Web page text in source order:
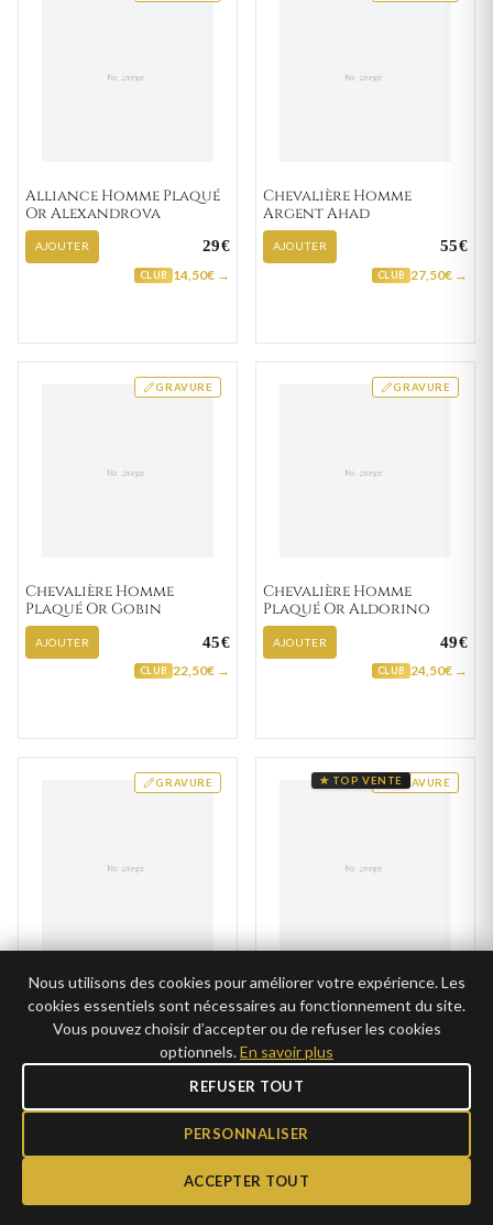
Alliance Homme Plaqué
Or Alexandrova
AJOUTER 29€
CLUB 14,50€ →
Chevalière Homme
Argent Ahad
AJOUTER 55€
CLUB 27,50€ →
GRAVURE
Chevalière Homme
Plaqué Or Gobin
AJOUTER 45€
CLUB 22,50€ →
GRAVURE
Chevalière Homme
Plaqué Or Aldorino
AJOUTER 49€
CLUB 24,50€ →
GRAVURE
Chevalière Homme
Plaqué Or Aboulgasim
AJOUTER 49€
CLUB 24,50€ →
GRAVURE
★ TOP VENTE
Pendentif Médaille
Argent
AJOUTER 39,00€
Expédié 24-48h
GRAVURE
Nous utilisons des cookies pour améliorer votre expérience. Les
cookies essentiels sont nécessaires au fonctionnement du site.
Vous pouvez choisir d’accepter ou de refuser les cookies
optionnels.En savoir plus
REFUSER TOUT
PERSONNALISER
ACCEPTER TOUT